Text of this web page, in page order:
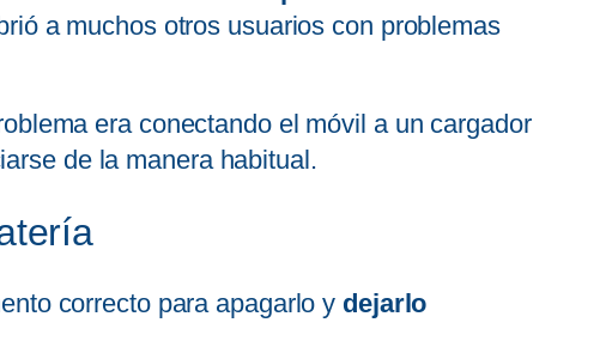
a muchos otros usuarios con problemas
era conectando el móvil a un cargador
de la manera habitual.
correcto para apagarlo y dejarlo